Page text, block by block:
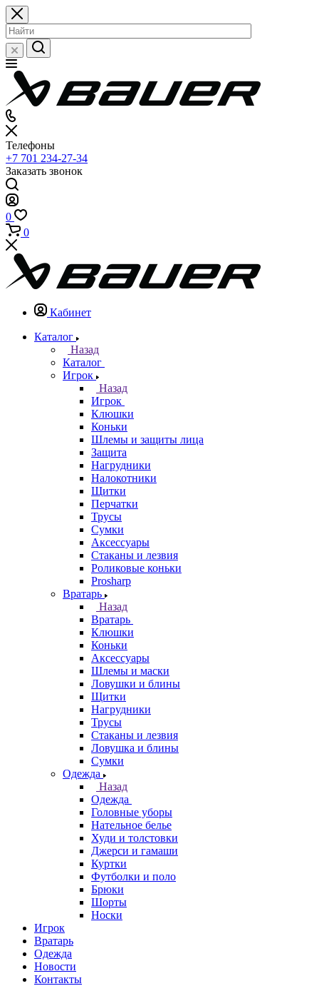
Телефоны
+7 701 234-27-34
Заказать звонок
0
0
Кабинет
Каталог
Назад
Каталог
Игрок
Назад
Игрок
Клюшки
Коньки
Шлемы и защиты лица
Защита
Нагрудники
Налокотники
Щитки
Перчатки
Трусы
Сумки
Аксессуары
Стаканы и лезвия
Роликовые коньки
Prosharp
Вратарь
Назад
Вратарь
Клюшки
Коньки
Аксессуары
Шлемы и маски
Ловушки и блины
Щитки
Нагрудники
Трусы
Стаканы и лезвия
Ловушка и блины
Сумки
Одежда
Назад
Одежда
Головные уборы
Нательное белье
Худи и толстовки
Джерси и гамаши
Куртки
Футболки и поло
Брюки
Шорты
Носки
Игрок
Вратарь
Одежда
Новости
Контакты